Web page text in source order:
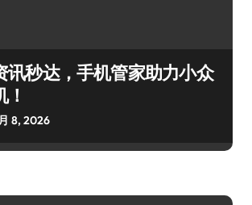
讯秒达，手机管家助力小众
8, 2026